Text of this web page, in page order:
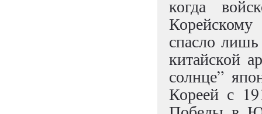
когда
спасло лишь
китайской
солнце”
Кореей с